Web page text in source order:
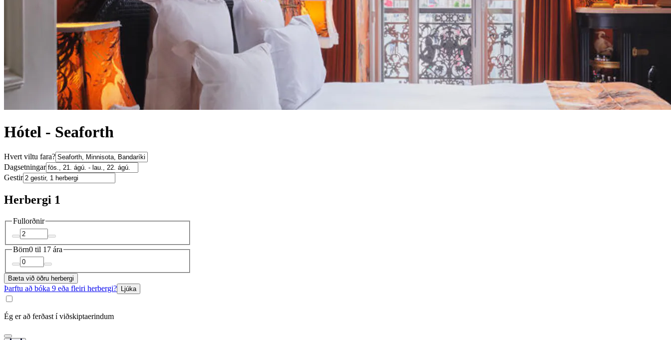
Hótel - Seaforth
Hvert viltu fara?
Dagsetningar
Gestir
Herbergi 1
Fullorðnir
Börn0 til 17 ára
Bæta við öðru herbergi
Þarftu að bóka 9 eða fleiri herbergi? Ljúka
Ég er að ferðast í viðskiptaerindum